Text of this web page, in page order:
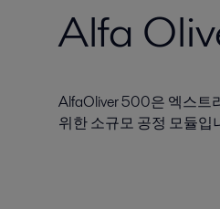
Alfa
AlfaOliver 500은 엑스트
위한 소규모 공정 모듈입